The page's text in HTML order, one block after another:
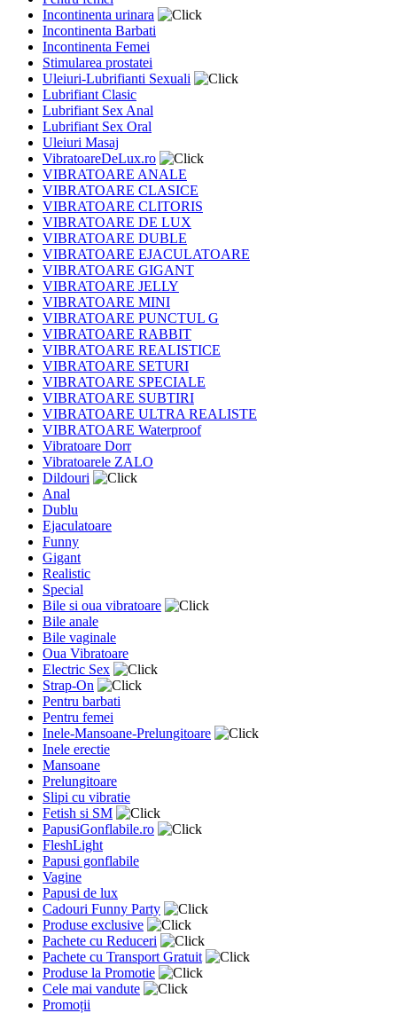
Incontinenta urinara
Incontinenta Barbati
Incontinenta Femei
Stimularea prostatei
Uleiuri-Lubrifianti Sexuali
Lubrifiant Clasic
Lubrifiant Sex Anal
Lubrifiant Sex Oral
Uleiuri Masaj
VibratoareDeLux.ro
VIBRATOARE ANALE
VIBRATOARE CLASICE
VIBRATOARE CLITORIS
VIBRATOARE DE LUX
VIBRATOARE DUBLE
VIBRATOARE EJACULATOARE
VIBRATOARE GIGANT
VIBRATOARE JELLY
VIBRATOARE MINI
VIBRATOARE PUNCTUL G
VIBRATOARE RABBIT
VIBRATOARE REALISTICE
VIBRATOARE SETURI
VIBRATOARE SPECIALE
VIBRATOARE SUBTIRI
VIBRATOARE ULTRA REALISTE
VIBRATOARE Waterproof
Vibratoare Dorr
Vibratoarele ZALO
Dildouri
Anal
Dublu
Ejaculatoare
Funny
Gigant
Realistic
Special
Bile si oua vibratoare
Bile anale
Bile vaginale
Oua Vibratoare
Electric Sex
Strap-On
Pentru barbati
Pentru femei
Inele-Mansoane-Prelungitoare
Inele erectie
Mansoane
Prelungitoare
Slipi cu vibratie
Fetish si SM
PapusiGonflabile.ro
FleshLight
Papusi gonflabile
Vagine
Papusi de lux
Cadouri Funny Party
Produse exclusive
Pachete cu Reduceri
Pachete cu Transport Gratuit
Produse la Promotie
Cele mai vandute
Promoții